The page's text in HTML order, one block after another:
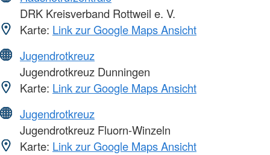
DRK Kreisverband Rottweil e. V.
Karte: Link zur Google Maps Ansicht
Jugendrotkreuz
Jugendrotkreuz Dunningen
Karte: Link zur Google Maps Ansicht
Jugendrotkreuz
Jugendrotkreuz Fluorn-Winzeln
Karte: Link zur Google Maps Ansicht